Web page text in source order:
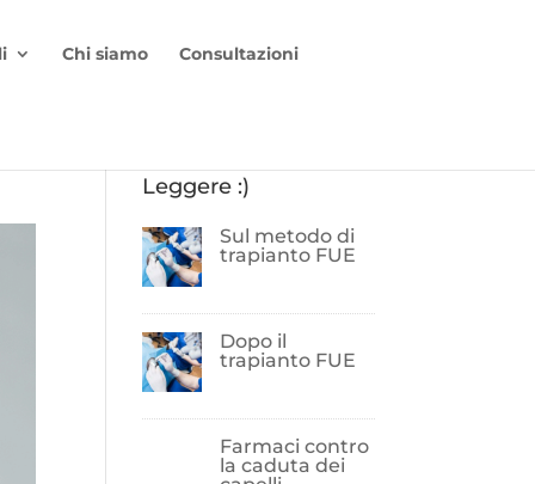
Chi siamo Consultazioni
Leggere :)
Sul metodo di
trapianto FUE
Dopo il
trapianto FUE
Farmaci contro
la caduta dei